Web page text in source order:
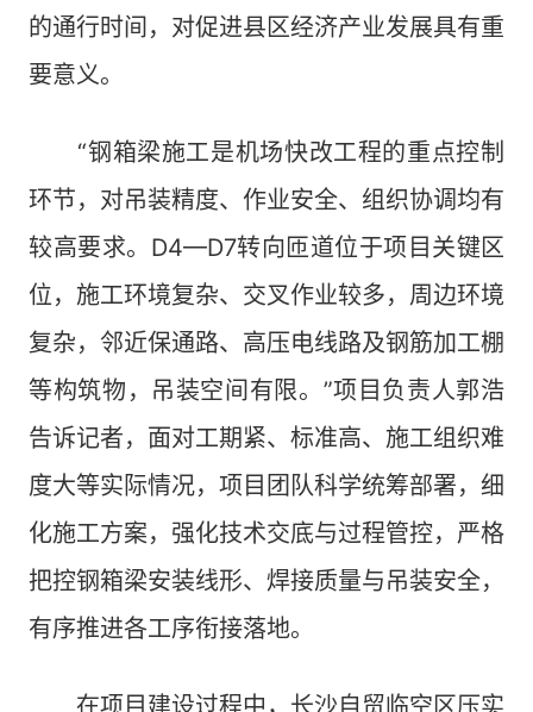
的通行时间，对促进县区经济产业发展具有重
要意义。
“钢箱梁施工是机场快改工程的重点控制
环节，对吊装精度、作业安全、组织协调均有
较高要求。D4—D7转向匝道位于项目关键区
位，施工环境复杂、交叉作业较多，周边环境
复杂，邻近保通路、高压电线路及钢筋加工棚
等构筑物，吊装空间有限。”项目负责人郭浩
告诉记者，面对工期紧、标准高、施工组织难
度大等实际情况，项目团队科学统筹部署，细
化施工方案，强化技术交底与过程管控，严格
把控钢箱梁安装线形、焊接质量与吊装安全，
有序推进各工序衔接落地。
在项目建设过程中，长沙自贸临空区压实